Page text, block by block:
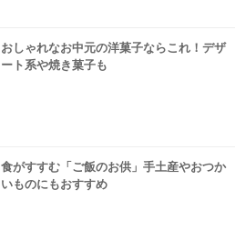
おしゃれなお中元の洋菓子ならこれ！デザ
ート系や焼き菓子も
食がすすむ「ご飯のお供」手土産やおつか
いものにもおすすめ